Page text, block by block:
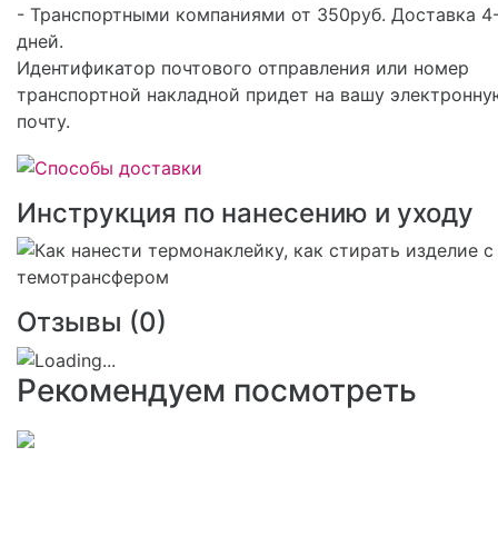
- Транспортными компаниями от 350руб. Доставка
дней.
Идентификатор почтового отправления или номер
транспортной накладной придет на вашу
почту.
Инструкция по нанесению и уходу
Отзывы (0)
Рекомендуем посмотреть